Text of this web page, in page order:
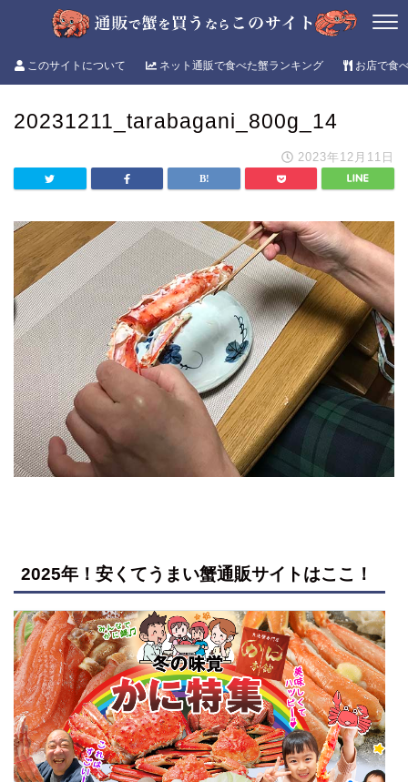
このサイトについて ネット通販で食べた蟹ランキング お店で食
20231211_tarabagani_800g_14
2023年12月11日
2025年！安くてうまい蟹通販サイトはここ！